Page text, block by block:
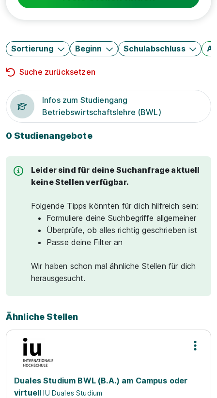
Sortierung Beginn Schulabschluss
Suche zurücksetzen
Infos zum Studiengang
Betriebswirtschaftslehre (BWL)
0 Studienangebote
Leider sind für deine Suchanfrage aktuell
keine Stellen verfügbar.
Folgende Tipps könnten für dich hilfreich sein:
Formuliere deine Suchbegriffe allgemeiner
Überprüfe, ob alles richtig geschrieben ist
Passe deine Filter an
Wir haben schon mal ähnliche Stellen für dich
herausgesucht.
Ähnliche Stellen
Duales Studium BWL (B.A.) am Campus oder
virtuell IU Duales Studium